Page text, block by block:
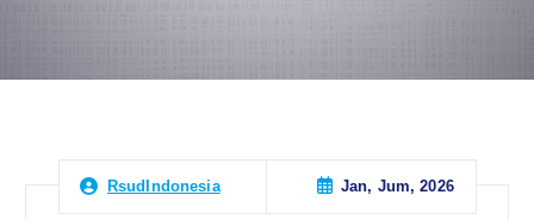
RsudIndonesia Jan, Jum, 2026